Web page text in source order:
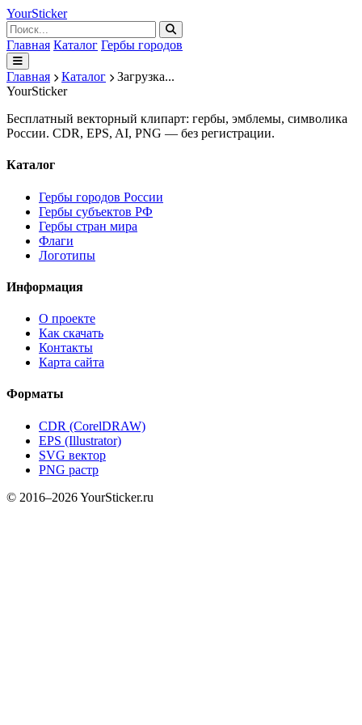
YourSticker
Главная Каталог Гербы городов
Главная Каталог
Загрузка...
YourSticker
Бесплатный векторный клипарт: гербы, эмблемы, символика
России. CDR, EPS, AI, PNG — без регистрации.
Каталог
Гербы городов России
Гербы субъектов РФ
Гербы стран мира
Флаги
Логотипы
Информация
О проекте
Как скачать
Контакты
Карта сайта
Форматы
CDR (CorelDRAW)
EPS (Illustrator)
SVG вектор
PNG растр
© 2016–2026 YourSticker.ru